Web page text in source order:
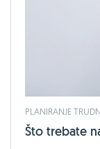
PLANIRANJE
Što trebate